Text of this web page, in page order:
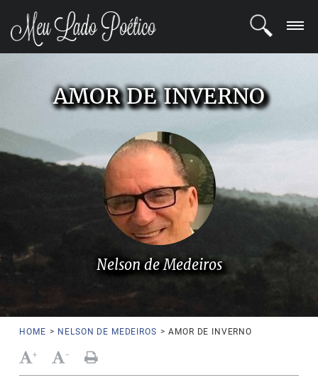
REGISTRO
POETAS
AMOR DE INVERNO
Nelson de Medeiros
HOME > NELSON DE MEDEIROS > AMOR DE INVERNO
+ -